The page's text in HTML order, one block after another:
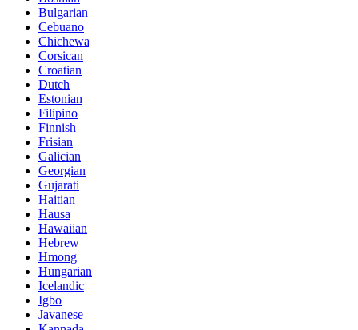
Bulgarian
Cebuano
Chichewa
Corsican
Croatian
Dutch
Estonian
Filipino
Finnish
Frisian
Galician
Georgian
Gujarati
Haitian
Hausa
Hawaiian
Hebrew
Hmong
Hungarian
Icelandic
Igbo
Javanese